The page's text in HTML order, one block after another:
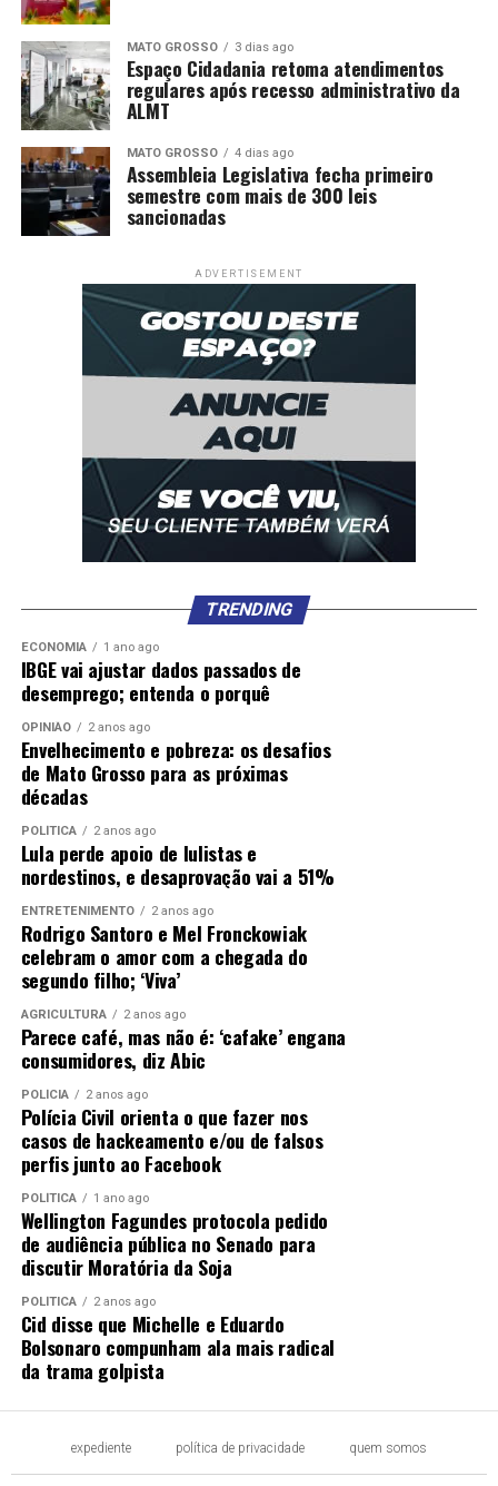
MATO GROSSO 3 dias ago
Espaço Cidadania retoma atendimentos
regulares após recesso administrativo da
ALMT
MATO GROSSO 4 dias ago
Assembleia Legislativa fecha primeiro
semestre com mais de 300 leis
sancionadas
ADVERTISEMENT
TRENDING
ECONOMIA 1 ano ago
IBGE vai ajustar dados passados de
desemprego; entenda o porquê
OPINIÃO 2 anos ago
Envelhecimento e pobreza: os desafios
de Mato Grosso para as próximas
décadas
POLÍTICA 2 anos ago
Lula perde apoio de lulistas e
nordestinos, e desaprovação vai a 51%
ENTRETENIMENTO 2 anos ago
Rodrigo Santoro e Mel Fronckowiak
celebram o amor com a chegada do
segundo filho; ‘Viva’
AGRICULTURA 2 anos ago
Parece café, mas não é: ‘cafake’ engana
consumidores, diz Abic
POLÍCIA 2 anos ago
Polícia Civil orienta o que fazer nos
casos de hackeamento e/ou de falsos
perfis junto ao Facebook
POLÍTICA 1 ano ago
Wellington Fagundes protocola pedido
de audiência pública no Senado para
discutir Moratória da Soja
POLÍTICA 2 anos ago
Cid disse que Michelle e Eduardo
Bolsonaro compunham ala mais radical
da trama golpista
expediente política de privacidade quem somos